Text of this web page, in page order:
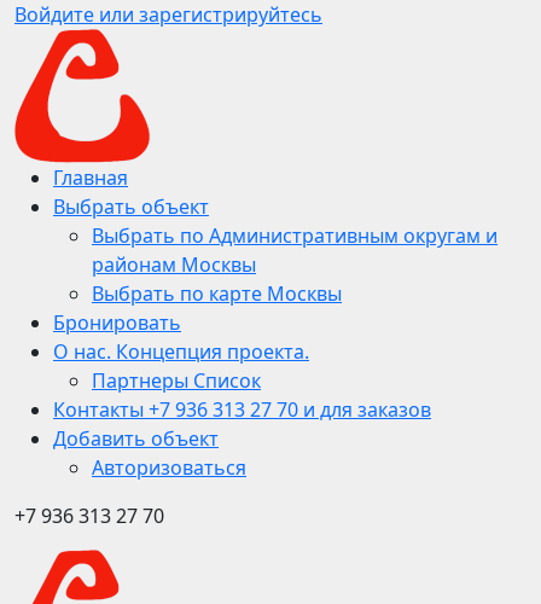
Войдите или зарегистрируйтесь
Главная
Выбрать объект
Выбрать по Административным округам и
районам Москвы
Выбрать по карте Москвы
Бронировать
О нас. Концепция проекта.
Партнеры Список
Контакты +7 936 313 27 70 и для заказов
Добавить объект
Авторизоваться
+7 936 313 27 70